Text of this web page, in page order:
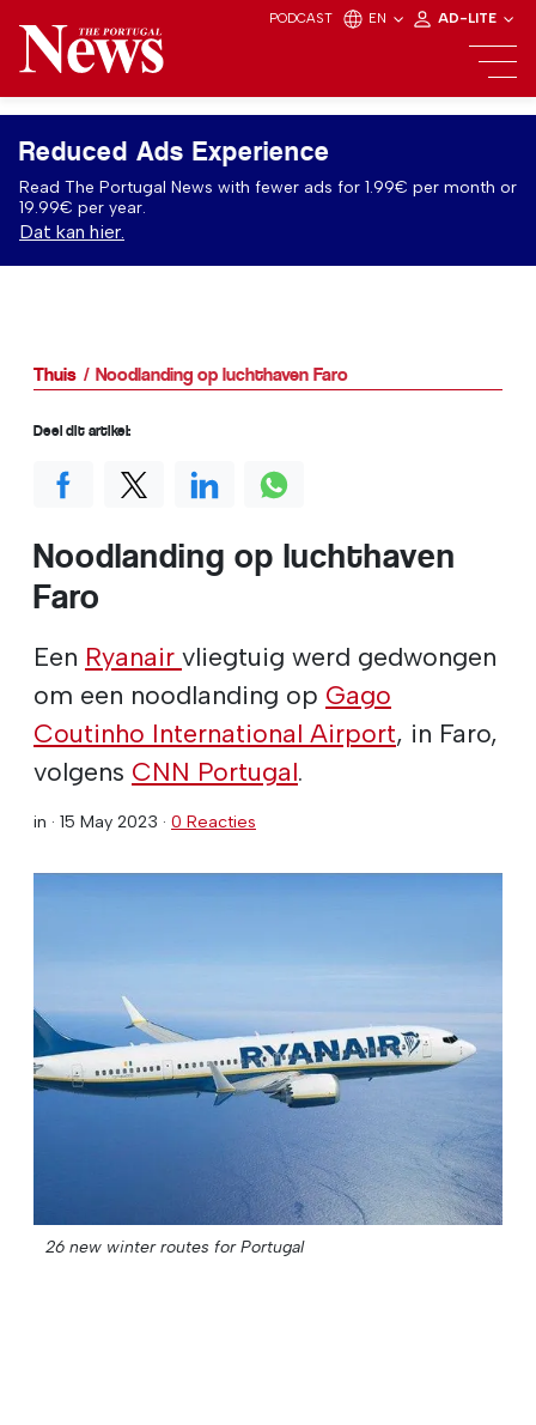
PODCAST EN AD-LITE
Reduced Ads Experience
Read The Portugal News with fewer ads for 1.99€ per month or
19.99€ per year.
Dat kan hier.
Thuis Noodlanding op luchthaven Faro
Noodlanding op luchthaven
Faro
Een Ryanair vliegtuig werd gedwongen
om een noodlanding op Gago
Coutinho International Airport, in Faro,
volgens CNN Portugal.
in · 15 May 2023 · 0 Reacties
26 new winter routes for Portugal
Deel dit artikel: